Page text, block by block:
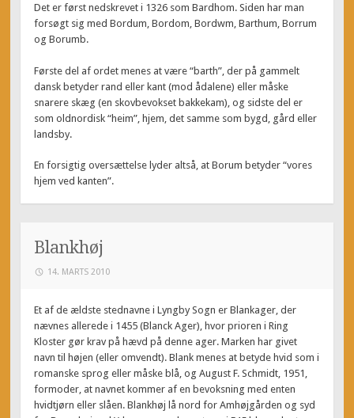
Det er først nedskrevet i 1326 som Bardhom. Siden har man
forsøgt sig med Bordum, Bordom, Bordwm, Barthum, Borrum
og Borumb.
Første del af ordet menes at være “barth”, der på gammelt
dansk betyder rand eller kant (mod ådalene) eller måske
snarere skæg (en skovbevokset bakkekam), og sidste del er
som oldnordisk “heim”, hjem, det samme som bygd, gård eller
landsby.
En forsigtig oversættelse lyder altså, at Borum betyder “vores
hjem ved kanten”.
Blankhøj
14. MARTS 2010
Et af de ældste stednavne i Lyngby Sogn er Blankager, der
nævnes allerede i 1455 (Blanck Ager), hvor prioren i Ring
Kloster gør krav på hævd på denne ager. Marken har givet
navn til højen (eller omvendt). Blank menes at betyde hvid som i
romanske sprog eller måske blå, og August F. Schmidt, 1951,
formoder, at navnet kommer af en bevoksning med enten
hvidtjørn eller slåen. Blankhøj lå nord for Amhøjgården og syd